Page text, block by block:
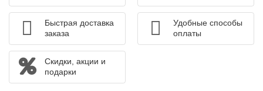
Быстрая доставка
заказа
Удобные способы
оплаты
Скидки, акции и
подарки